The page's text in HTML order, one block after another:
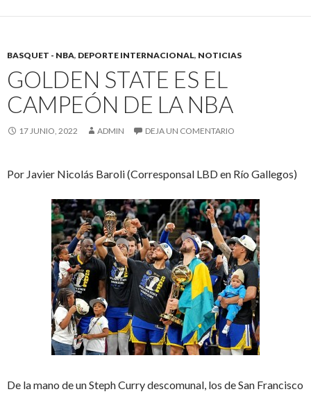
BASQUET - NBA, DEPORTE INTERNACIONAL, NOTICIAS
GOLDEN STATE ES EL
CAMPEÓN DE LA NBA
17 JUNIO, 2022 ADMIN DEJA UN COMENTARIO
Por Javier Nicolás Baroli (Corresponsal LBD en Río Gallegos)
De la mano de un Steph Curry descomunal, los de San Francisco